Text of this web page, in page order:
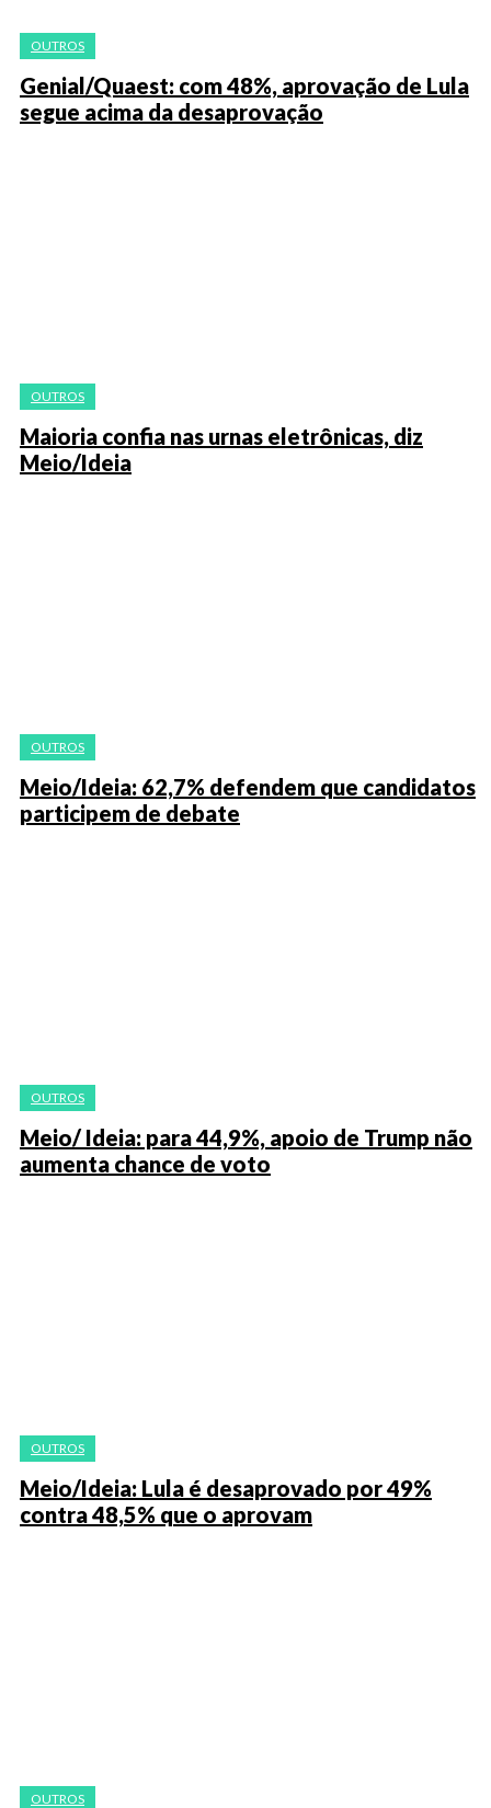
OUTROS
Genial/Quaest: com 48%, aprovação de Lula
segue acima da desaprovação
OUTROS
Maioria confia nas urnas eletrônicas, diz
Meio/Ideia
OUTROS
Meio/Ideia: 62,7% defendem que candidatos
participem de debate
OUTROS
Meio/ Ideia: para 44,9%, apoio de Trump não
aumenta chance de voto
OUTROS
Meio/Ideia: Lula é desaprovado por 49%
contra 48,5% que o aprovam
OUTROS